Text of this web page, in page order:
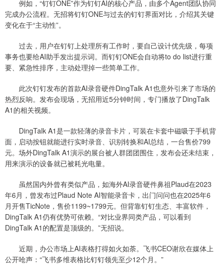
例如，“钉钉ONE”作为钉钉AI的核心产品，由多个Agent团队协同
完成办公流程。无招将钉钉ONE与过去的钉钉界面对比，介绍其关键
变化在于“主动性”。
过去，用户在钉钉上处理所有工作时，要自己设计优先级，每项
事务也要给AI助手发出提示词。而钉钉ONE会自动将to do list进行重
要、紧急性排序，主动处理掉一些简单工作。
此次钉钉发布的首款AI录音硬件DingTalk A1也意外引来了市场的
热烈反响。发布会现场，无招用近5分钟时间，专门播放了DingTalk
A1的相关视频。
DingTalk A1是一款轻薄的录音卡片，可装在卡套中磁吸于手机背
面，启动按钮就能进行实时录音、识别转换和AI总结，一台售价799
元。场外DingTalk A1演示的展台被人群团团围住，发布会还未结束，
用来演示的设备就已被耗光电量。
虽然国内外曾有类似产品，如海外AI录音硬件鼻祖Plaud在2023
年6月，曾发布过Plaud Note AI智能录音卡，出门问问也在2025年6
月开售TicNote，售价1199~1799元。但背靠钉钉生态、丰富软件，
DingTalk A1仍有优势可依赖。“对比业界同类产品，可以看到
DingTalk A1的配置是顶级的。”无招说。
近期，办公市场上AI表格打得如火如荼。飞书CEO谢欣在媒体上
公开呛声：“飞书多维表格比钉钉领先至少12个月。”